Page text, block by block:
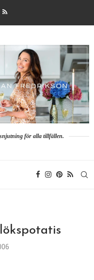
för alla tillfällen.